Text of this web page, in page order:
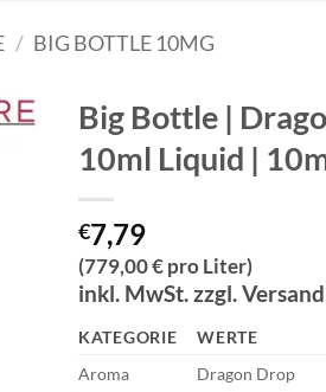
/ BIG BOTTLE 10MG
Big Bottle |
10ml Liquid |
€7,79
(779,00 € pro Liter)
inkl. MwSt. zzgl.
KATEGORIE
WERTE
Aroma
Dragon Drop